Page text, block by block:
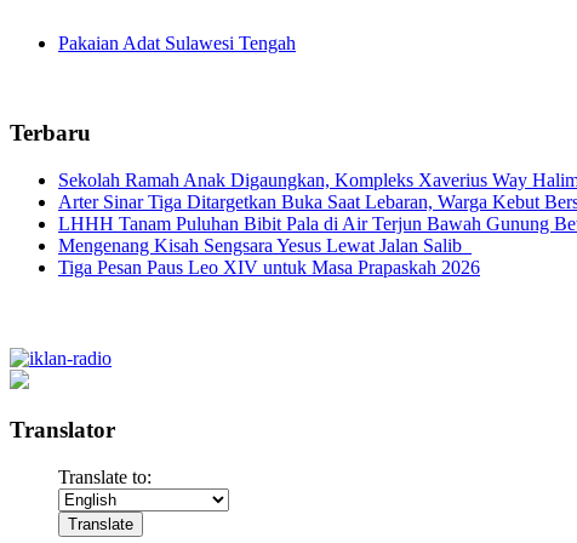
Pakaian Adat Sulawesi Tengah
Terbaru
Sekolah Ramah Anak Digaungkan, Kompleks Xaverius Way
Arter Sinar Tiga Ditargetkan Buka Saat Lebaran, Warga Kebut
LHHH Tanam Puluhan Bibit Pala di Air Terjun Bawah Gunung
Mengenang Kisah Sengsara Yesus Lewat Jalan Salib
Tiga Pesan Paus Leo XIV untuk Masa Prapaskah 2026
Translator
Translate to: